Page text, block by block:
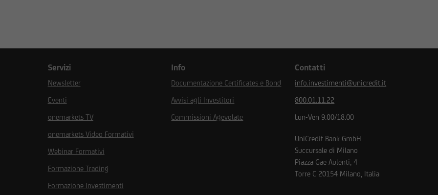
Servizi
Newsletter
Eventi
onemarkets TV
onemarkets Video Formativi
Webinar Formativi
Formazione Trading
Formazione Investimenti
Info
Documentazione Certificates e Bond
Avvisi agli Investitori
Commissioni Agevolate
Contatti
info.investimenti@unicredit.it
800.01.11.22
Lun-Ven 9.00/18.00
UniCredit Bank GmbH
Succursale di Milano
Piazza Gae Aulenti, 4
Torre C 20154 Milano, Italia
S.p.A. alla vigilanza sia di Banca d'Italia sia dalla Commissione Nazionale per le
UniCredit Bank GmbH - Succursale di Milano è soggetto vigilato da Banca
Nazionale per le Società e la Borsa (CONSOB) e dalla Federal Financial
(BaFin).
del Sito. Dichiaro, inoltre, di non essere soggetto residente, domiciliato, né di trovarmi
Uniti d'America, Canada, Australia, Giappone o negli Altri Paesi, di non essere né
Securities Act del 1933 e successive modifiche, nonché di impegnarmi a non